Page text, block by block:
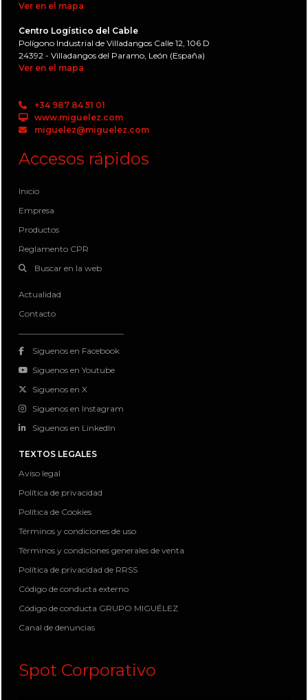
Ver en el mapa
Centro Logístico del Cable
Polígono Industrial de Villadangos Calle 12, 106 D
24392 - Villadangos del Paramo, León (España)
Ver en el mapa
+34 987 84 51 01
www.miguelez.com
miguelez@miguelez.com
Accesos rápidos
Inicio
Empresa
Productos
Reglamento CPR
Buscar en la web
Actualidad
Contacto
Siguenos en Facebook
Siguenos en Youtube
Siguenos en X
Siguenos en Instagram
Siguenos en LinkedIn
TEXTOS LEGALES
Aviso legal
Política de privacidad
Política de Cookies
Términos y condiciones de uso
Términos y condiciones generales de venta
Política de privacidad de RRSS
Código de conducta externo
Código de conducta GRUPO MIGUÉLEZ
Canal de denuncias
Spot Corporativo